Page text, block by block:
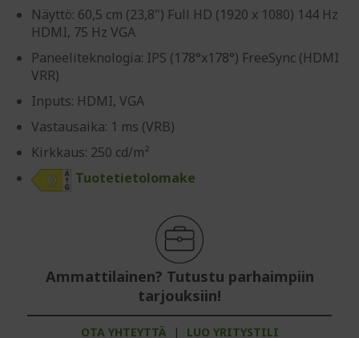
Näyttö: 60,5 cm (23,8") Full HD (1920 x 1080) 144 Hz
HDMI, 75 Hz VGA
Paneeliteknologia: IPS (178°x178°) FreeSync (HDMI
VRR)
Inputs: HDMI, VGA
Vastausaika: 1 ms (VRB)
Kirkkaus: 250 cd/m²
Tuotetietolomake
Ammattilainen? Tutustu parhaimpiin
tarjouksiin!
OTA YHTEYTTÄ | LUO YRITYSTILI